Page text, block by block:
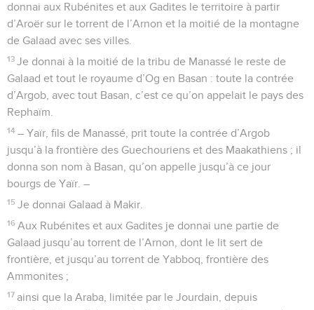
donnai aux Rubénites et aux Gadites le territoire à partir
d’Aroër sur le torrent de l’Arnon et la moitié de la montagne
de Galaad avec ses villes.
13 Je donnai à la moitié de la tribu de Manassé le reste de
Galaad et tout le royaume d’Og en Basan : toute la contrée
d’Argob, avec tout Basan, c’est ce qu’on appelait le pays des
Rephaïm.
14 – Yaïr, fils de Manassé, prit toute la contrée d’Argob
jusqu’à la frontière des Guechouriens et des Maakathiens ; il
donna son nom à Basan, qu’on appelle jusqu’à ce jour
bourgs de Yaïr. –
15 Je donnai Galaad à Makir.
16 Aux Rubénites et aux Gadites je donnai une partie de
Galaad jusqu’au torrent de l’Arnon, dont le lit sert de
frontière, et jusqu’au torrent de Yabboq, frontière des
Ammonites ;
17 ainsi que la Araba, limitée par le Jourdain, depuis